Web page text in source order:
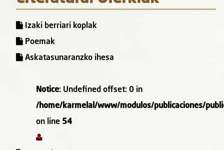
Izaki berriari koplak
Poemak
Askatasunaranzko ihesa
Notice: Undefined offset: 0 in
/home/karmelal/www/modulos/publicaciones/
on line 54